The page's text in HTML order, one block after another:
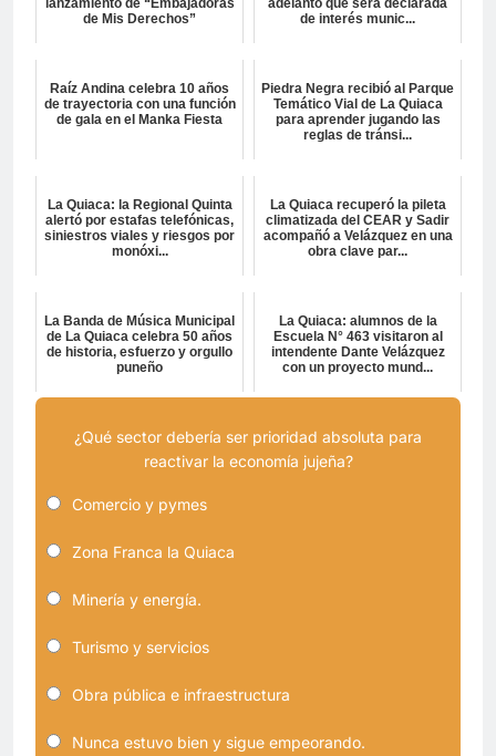
lanzamiento de “Embajadoras
de Mis Derechos”
adelantó que será declarada
de interés munic...
Raíz Andina celebra 10 años
de trayectoria con una función
de gala en el Manka Fiesta
Piedra Negra recibió al Parque
Temático Vial de La Quiaca
para aprender jugando las
reglas de tránsi...
La Quiaca: la Regional Quinta
alertó por estafas telefónicas,
siniestros viales y riesgos por
monóxi...
La Quiaca recuperó la pileta
climatizada del CEAR y Sadir
acompañó a Velázquez en una
obra clave par...
La Banda de Música Municipal
de La Quiaca celebra 50 años
de historia, esfuerzo y orgullo
puneño
La Quiaca: alumnos de la
Escuela N° 463 visitaron al
intendente Dante Velázquez
con un proyecto mund...
¿Qué sector debería ser prioridad absoluta para
reactivar la economía jujeña?
Comercio y pymes
Zona Franca la Quiaca
Minería y energía.
Turismo y servicios
Obra pública e infraestructura
Nunca estuvo bien y sigue empeorando.